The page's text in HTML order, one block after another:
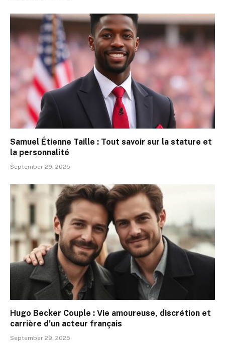
Samuel Étienne Taille : Tout savoir sur la stature et
la personnalité
September 29, 2025
Hugo Becker Couple : Vie amoureuse, discrétion et
carrière d’un acteur français
September 29, 2025